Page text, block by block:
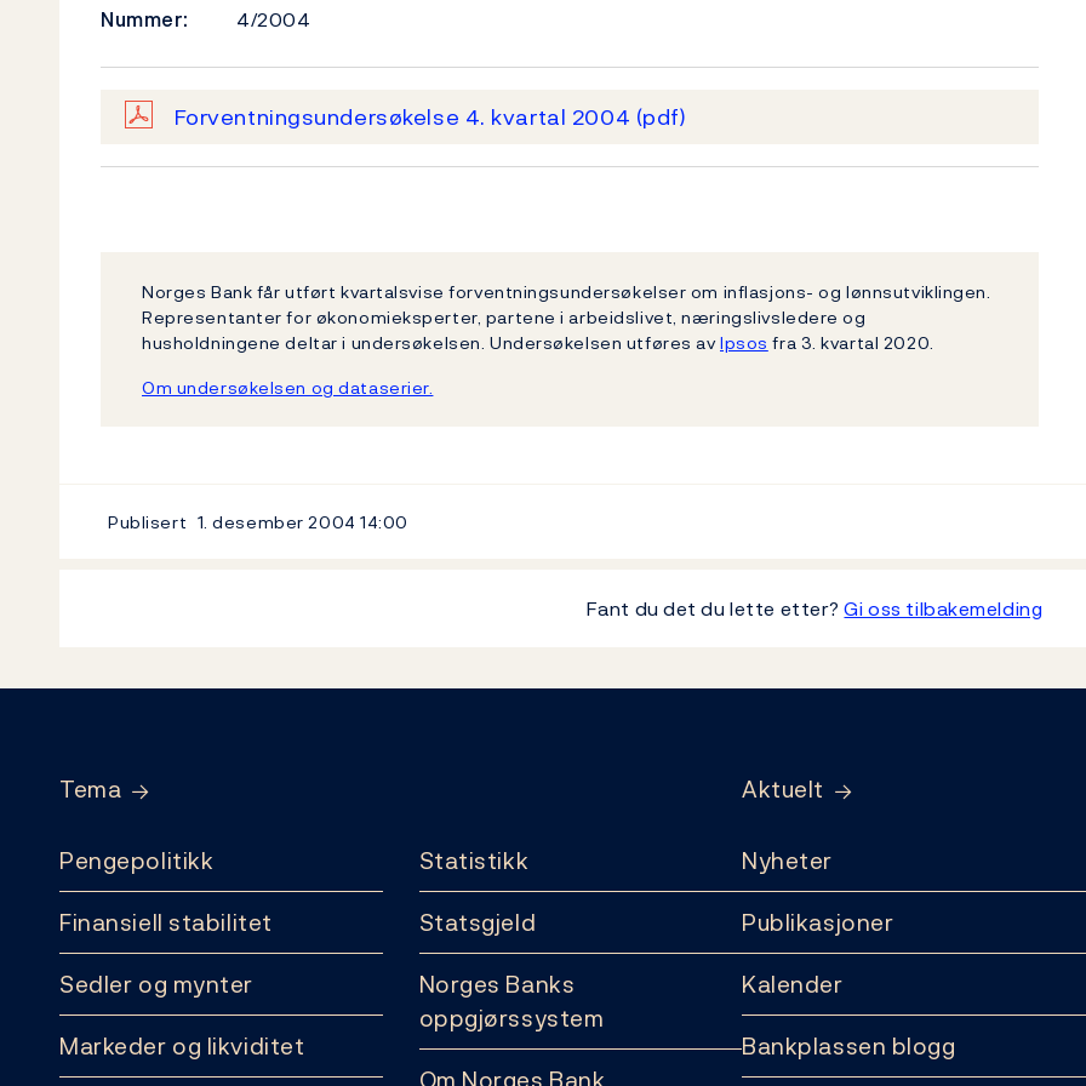
Nummer:
4/2004
Forventningsundersøkelse 4. kvartal 2004 (pdf)
Norges Bank får utført kvartalsvise forventningsundersøkelser om inflasjons- og lønnsutviklingen.
Representanter for økonomieksperter, partene i arbeidslivet, næringslivsledere og
husholdningene deltar i undersøkelsen. Undersøkelsen utføres avIpsos fra 3. kvartal 2020.
Om undersøkelsen og dataserier.
Publisert 1. desember 200414:00
Fant du det du lette etter?Gi oss tilbakemelding
Tema
Pengepolitikk
Finansiell stabilitet
Sedler og mynter
Markeder og likviditet
Statistikk
Statsgjeld
Norges Banks
oppgjørssystem
Aktuelt
Nyheter
Publikasjoner
Kalender
Bankplassen blogg